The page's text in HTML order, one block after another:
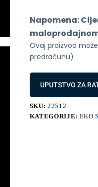
Napomena:
Ovaj proizvod
predračunu)
UPUTSTVO ZA
SKU:22512
KATEGORIJE: EKO